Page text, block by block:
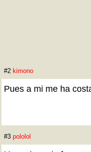
#2 kimono
Pues a mi me ha
#3 pololol